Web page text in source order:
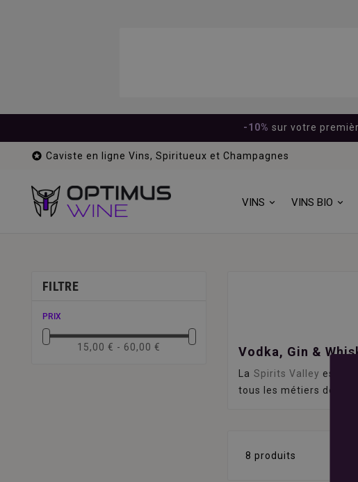
-10% sur votre
 Caviste en ligne Vins, Spiritueux et Champagnes
VINS VINS BIO
FILTRE
PRIX
15,00 € - 60,00 € Vodka, Gin &
La Spirits Valley est le
tous les métiers de la
8 produits